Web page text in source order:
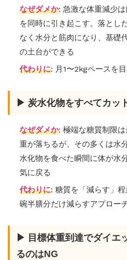
なぜダメか: 急激な体重減少
を同時に引き起こす。落とし
なく水分と筋肉になり、基礎
の土台ができる
代わりに: 月1〜2kgペースを
▶ 炭水化物をすべてカッ
なぜダメか: 極端な糖質制限
重が落ちるが、その多くは水
水化物を食べた瞬間に体が水
気に戻る
代わりに: 糖質を「減らす」
碗半膳分だけ減らすアプロー
▶ 目標体重到達でダイエ
るのはNG